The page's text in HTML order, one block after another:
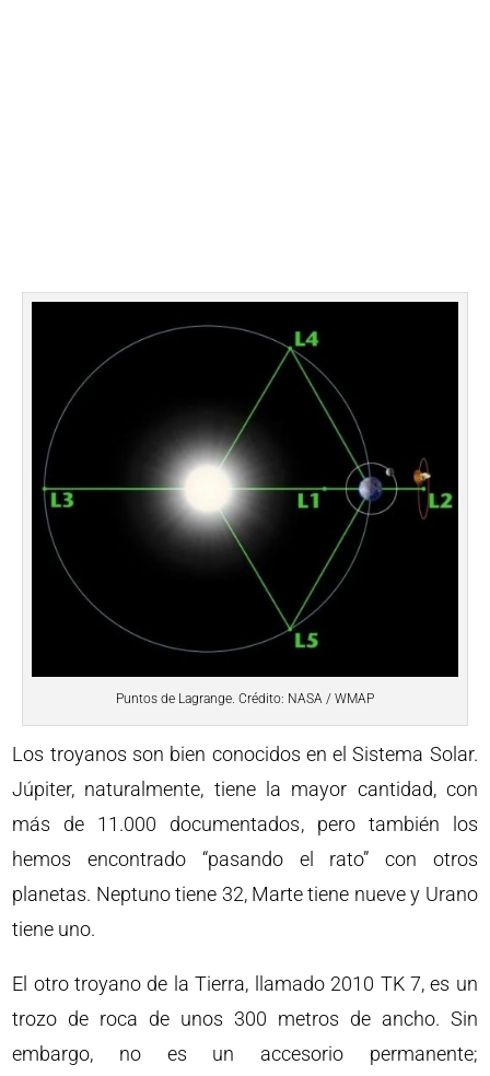
Puntos de Lagrange. Crédito: NASA / WMAP
Los troyanos son bien conocidos en el Sistema Solar.
Júpiter, naturalmente, tiene la mayor cantidad, con
más de 11.000 documentados, pero también los
hemos encontrado “pasando el rato” con otros
planetas. Neptuno tiene 32, Marte tiene nueve y Urano
tiene uno.
El otro troyano de la Tierra, llamado 2010 TK 7, es un
trozo de roca de unos 300 metros de ancho. Sin
embargo, no es un accesorio permanente;